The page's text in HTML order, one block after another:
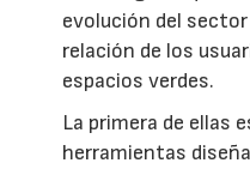
evolución del
relación de los
espacios verdes.
La primera de ellas
herramientas